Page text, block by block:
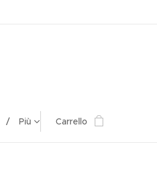
Più Carrello